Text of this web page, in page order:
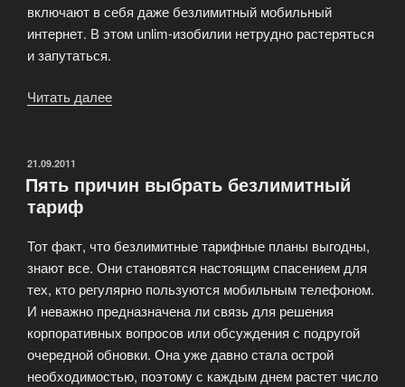
включают в себя даже безлимитный мобильный
интернет. В этом unlim-изобилии нетрудно растеряться
и запутаться.
Читать далее
ОПУБЛИКОВАНО
21.09.2011
Пять причин выбрать безлимитный
тариф
Тот факт, что безлимитные тарифные планы выгодны,
знают все. Они становятся настоящим спасением для
тех, кто регулярно пользуются мобильным телефоном.
И неважно предназначена ли связь для решения
корпоративных вопросов или обсуждения с подругой
очередной обновки. Она уже давно стала острой
необходимостью, поэтому с каждым днем растет число